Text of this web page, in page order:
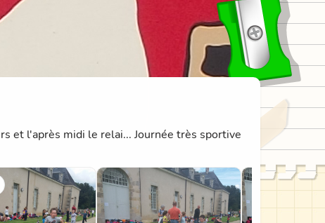
et l'après midi le relai... Journée très sportive